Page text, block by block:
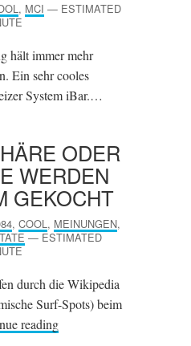
, MCI — ESTIMATED
hält immer mehr
Ein sehr cooles
System iBar.…
ODER
WERDEN
GEKOCHT
, COOL, MEINUNGEN,
—ESTIMATED
durch die Wikipedia
Surf-Spots) beim
reading